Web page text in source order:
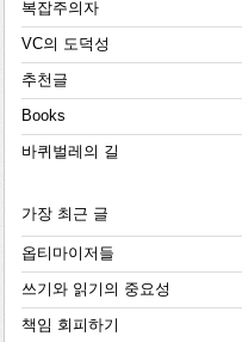
복잡주의자
VC의 도덕성
추천글
Books
바퀴벌레의 길
가장 최근 글
옵티마이저들
쓰기와 읽기의 중요성
책임 회피하기